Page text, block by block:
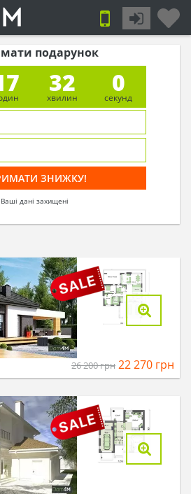
подарунок
32
хвилин
0
секунд
Ваші дані захищені
26 200грн 22 270 грн